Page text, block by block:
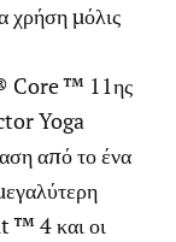
χρήση μόλις
Core ™ 11ης
Yoga
από το ένα
™ 4 και οι